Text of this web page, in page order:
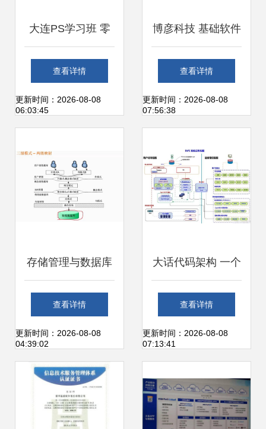
大连PS学习班 零
基础Photoshop软
件课程，夯实设计
查看详情
更新时间：2026-08-08
06:03:45
博彦科技 基础软件
技术服务的创新与
实践
查看详情
更新时间：2026-08-08
07:56:38
存储管理与数据库
设计 基础软件技术
服务的核心支撑
查看详情
更新时间：2026-08-08
04:39:02
大话代码架构 一个
架构师的技术江湖
查看详情
更新时间：2026-08-08
07:13:41